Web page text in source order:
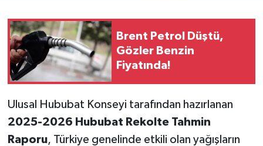
Brent Petrol Düştü,
Gözler Benzin
Fiyatında!
Ulusal Hububat Konseyi tarafından hazırlanan
2025-2026 Hububat Rekolte Tahmin
Raporu, Türkiye genelinde etkili olan yağışların